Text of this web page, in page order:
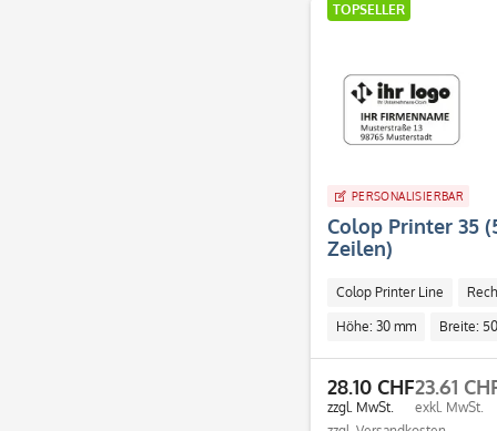
TOPSELLER
PERSONALISIERBAR
Colop Printer 35
Zeilen)
Colop Printer Line
Höhe: 30 mm Breite:
28.10 CHF
zzgl. MwSt.
23.61
exkl. MwSt.